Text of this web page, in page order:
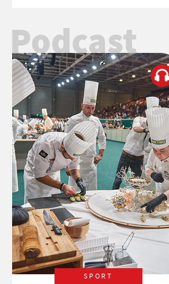
Podcast
SPORT